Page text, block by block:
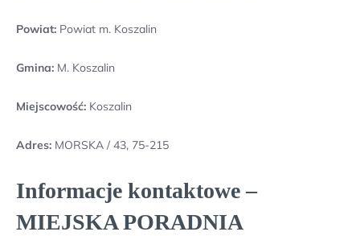
Powiat: Powiat m. Koszalin
Gmina: M. Koszalin
Miejscowość: Koszalin
Adres: MORSKA / 43, 75-215
Informacje kontaktowe –
MIEJSKA PORADNIA